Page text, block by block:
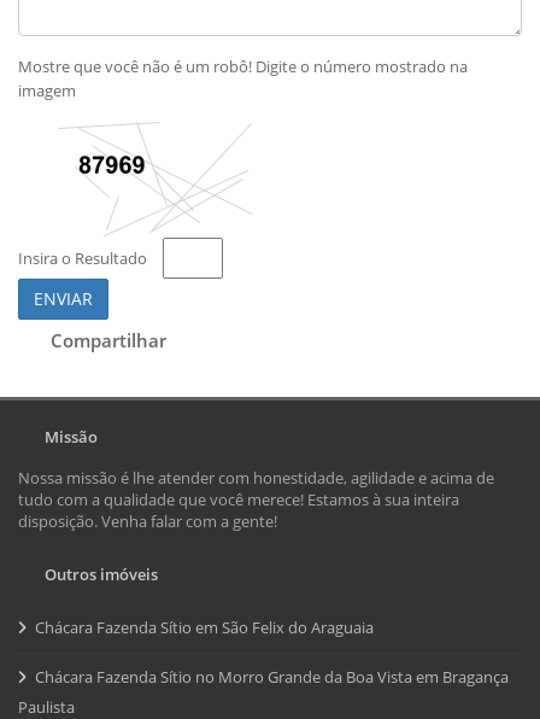
Mostre que você não é um robô! Digite o número mostrado na
imagem
Insira o Resultado
ENVIAR
Compartilhar
Missão
Nossa missão é lhe atender com honestidade, agilidade e acima de
tudo com a qualidade que você merece! Estamos à sua inteira
disposição. Venha falar com a gente!
Outros imóveis
Chácara Fazenda Sítio em São Felix do Araguaia
Chácara Fazenda Sítio no Morro Grande da Boa Vista em Bragança
Paulista